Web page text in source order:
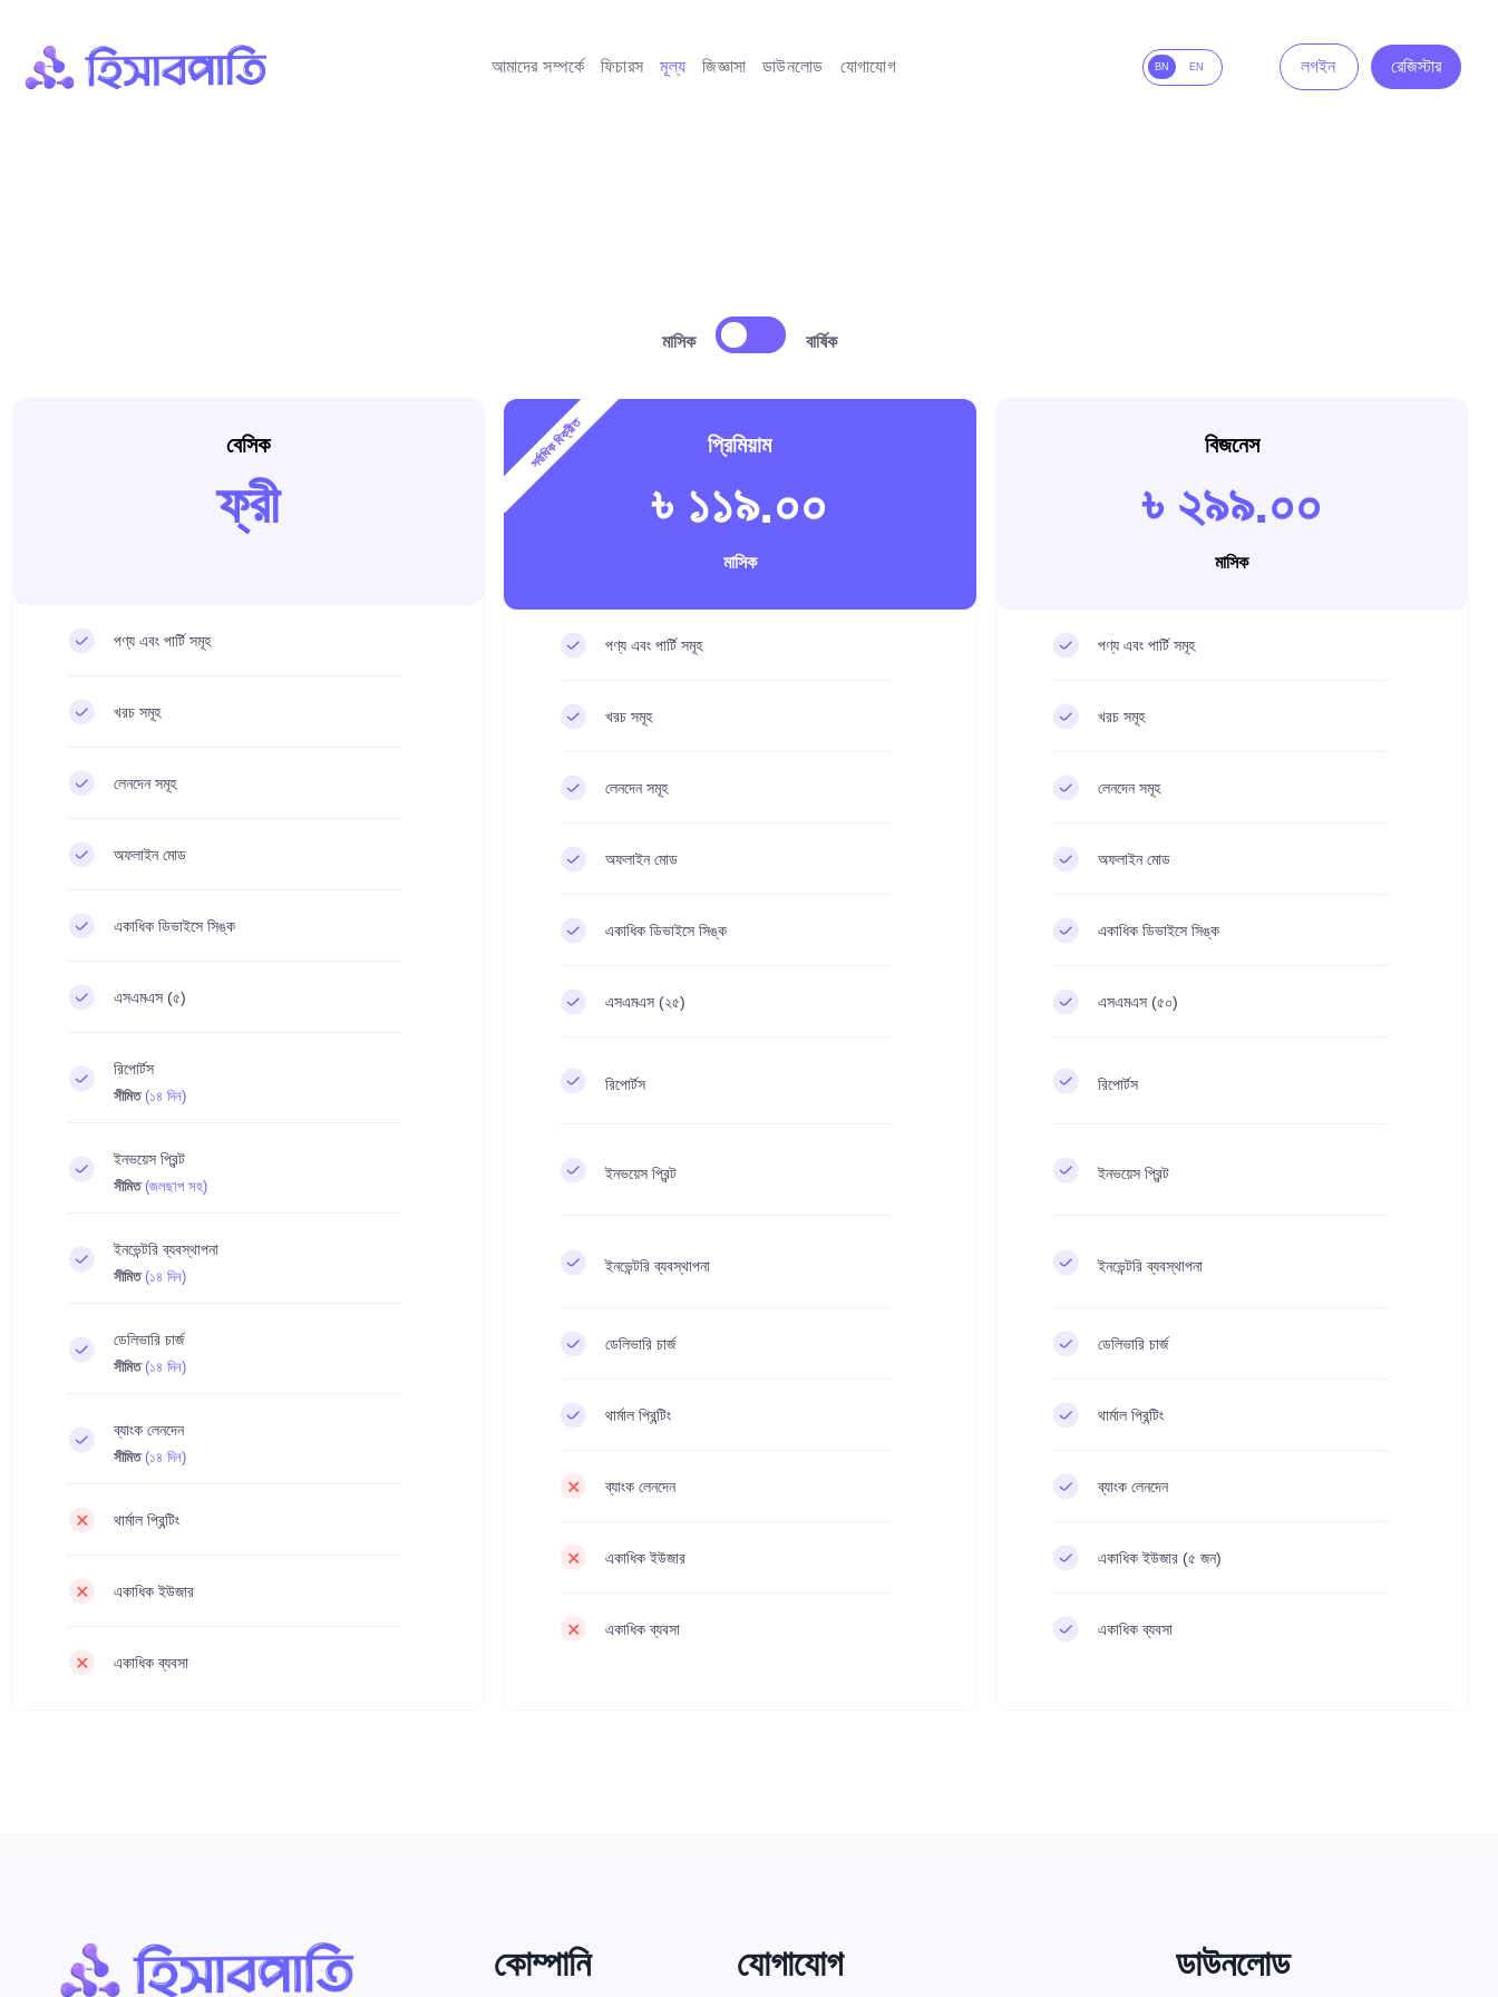
আমাদের সম্পর্কে ফিচারস মূল্য জিজ্ঞাসা ডাউনলোড যোগাযোগ BN EN লগইন রেজিস্টার
মাসিক বার্ষিক
বেসিক
ফ্রী
পণ্য এবং পার্টি সমূহ
খরচ সমূহ
লেনদেন সমূহ
অফলাইন মোড
একাধিক ডিভাইসে সিঙ্ক
এসএমএস (৫)
রিপোর্টস
সীমিত(১৪ দিন)
ইনভয়েস প্রিন্ট
সীমিত (জলছাপ সহ)
ইনভেন্টরি ব্যবস্থাপনা
সীমিত (১৪ দিন)
ডেলিভারি চার্জ
সীমিত (১৪ দিন)
ব্যাংক লেনদেন
সীমিত (১৪ দিন)
থার্মাল প্রিন্টিং
একাধিক ইউজার
একাধিক ব্যবসা
প্রিমিয়াম
সর্বাধিক বিক্রীত
৳ ১১৯.০০
মাসিক
পণ্য এবং পার্টি সমূহ
খরচ সমূহ
লেনদেন সমূহ
অফলাইন মোড
একাধিক ডিভাইসে সিঙ্ক
এসএমএস (২৫)
রিপোর্টস
ইনভয়েস প্রিন্ট
ইনভেন্টরি ব্যবস্থাপনা
ডেলিভারি চার্জ
থার্মাল প্রিন্টিং
ব্যাংক লেনদেন
একাধিক ইউজার
একাধিক ব্যবসা
বিজনেস
৳ ২৯৯.০০
মাসিক
পণ্য এবং পার্টি সমূহ
খরচ সমূহ
লেনদেন সমূহ
অফলাইন মোড
একাধিক ডিভাইসে সিঙ্ক
এসএমএস (৫০)
রিপোর্টস
ইনভয়েস প্রিন্ট
ইনভেন্টরি ব্যবস্থাপনা
ডেলিভারি চার্জ
থার্মাল প্রিন্টিং
ব্যাংক লেনদেন​
একাধিক ইউজার (৫ জন)
একাধিক ব্যবসা
কোম্পানি যোগাযোগ ডাউনলোড